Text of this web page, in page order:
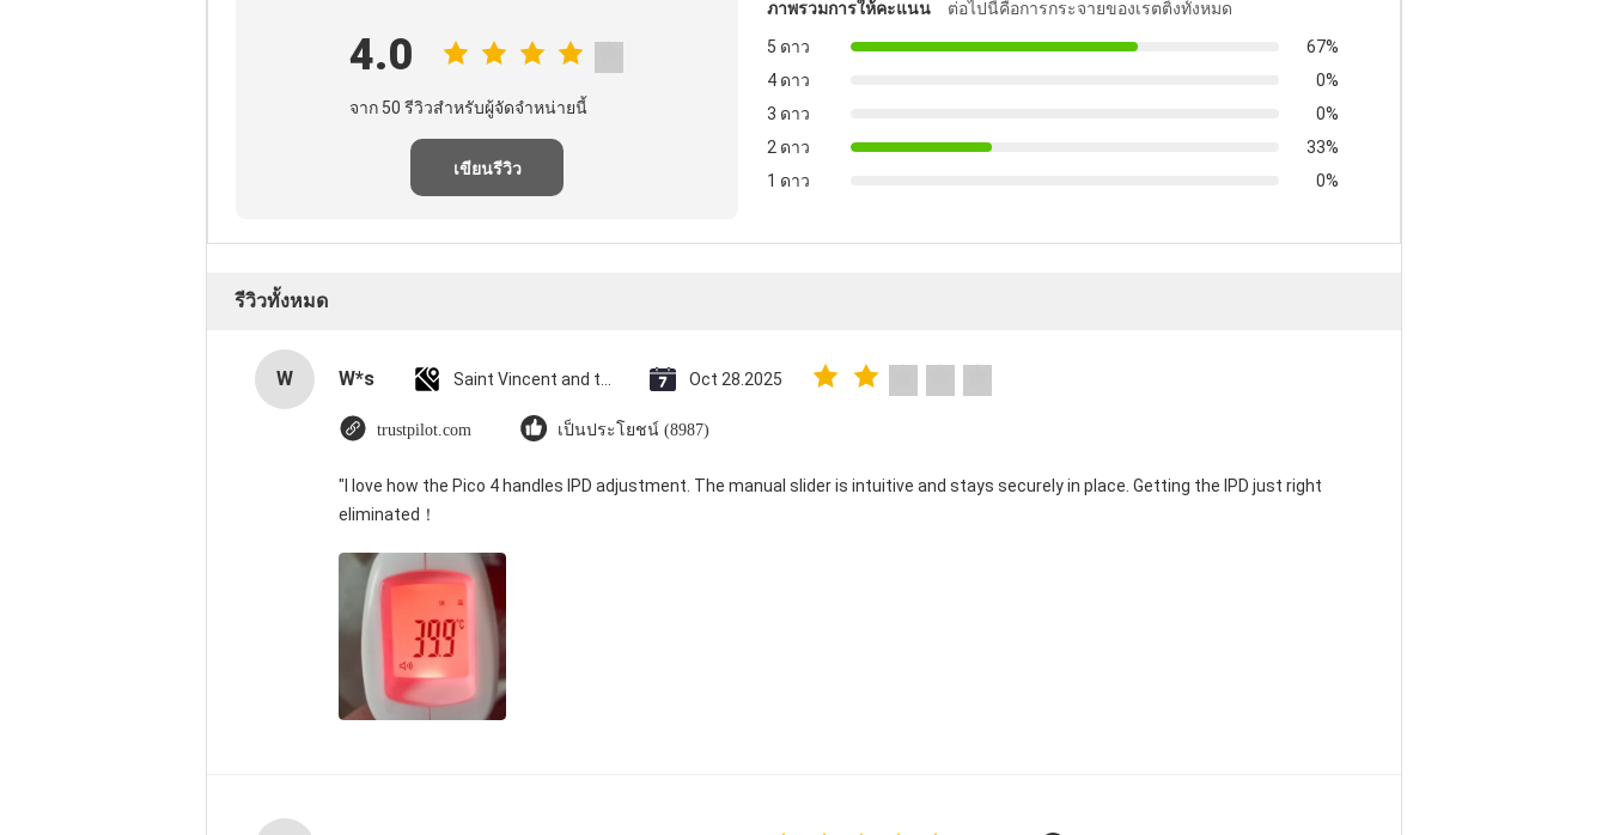
4.0
จาก 50 รีวิวสําหรับผู้จัดจําหน่ายนี้
เขียนรีวิว
ภาพรวมการให้คะแนน
ต่อไปนี้คือการกระจายของเรตติ้งทั้งหมด
5 ดาว
67%
4 ดาว
0%
3 ดาว
0%
2 ดาว
33%
1 ดาว
0%
รีวิวทั้งหมด
W W*s Oct 28.2025
trustpilot.com เป็นประโยชน์ (8987)
"I love how the Pico 4 handles IPD adjustment. The manual slider is intuitive and stays securely in place. Getting the IPD just right
eliminated！